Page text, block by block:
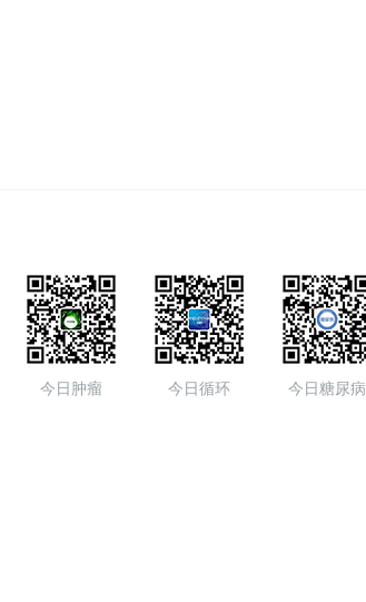
今日肿瘤 今日循环 今日糖尿病